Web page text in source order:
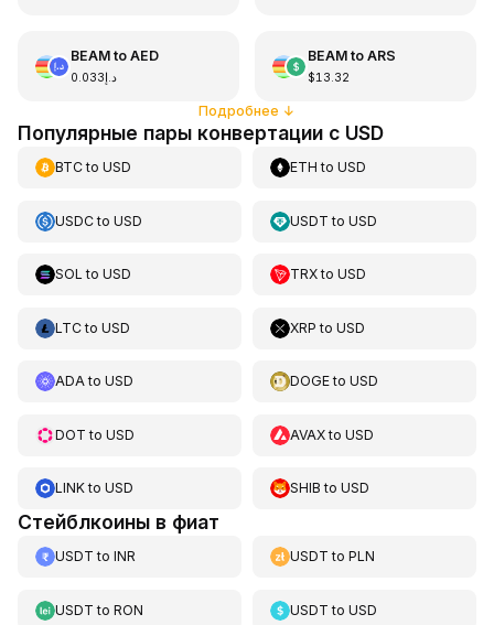
BEAMto AED
د.إ0.033
BEAMto ARS
$13.32
Подробнее ↓
Популярные пары конвертации с USD
BTCto USD ETH toUSD
USDCto USD USDT toUSD
SOL to USD TRXtoUSD
LTCto USD XRP toUSD
ADAto USD DOGEtoUSD
DOT to USD AVAXtoUSD
LINKto USD SHIB toUSD
Стейблкоины в фиат
USDT to INR USDT toPLN
USDT to RON USDT toUSD